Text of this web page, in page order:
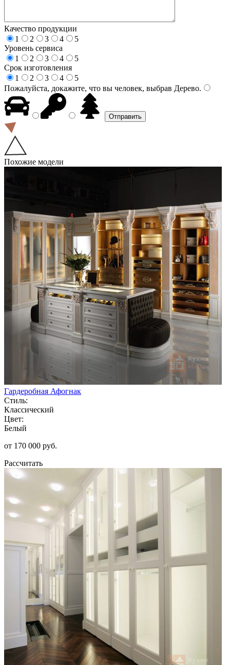
Качество продукции
1
2 3 4
5
Уровень сервиса
1
2 3 4
5
Срок изготовления
1
2 3 4
5
Пожалуйста, докажите, что вы человек, выбрав Дерево.
Похожие модели
Гардеробная Афогнак
Стиль:
Классический
Цвет:
Белый
от 170 000 руб.
Рассчитать